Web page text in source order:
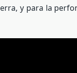
y para la